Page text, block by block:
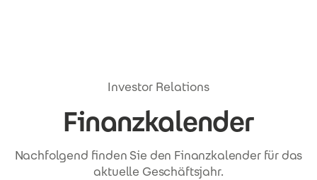
Investor Relations
Finanzkalender
Nachfolgend finden Sie den Finanzkalender für das
aktuelle Geschäftsjahr.